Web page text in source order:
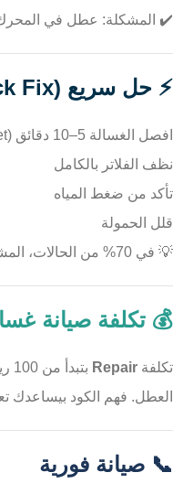
✔️ المشكلة: عطل في
⚡ حل سريع (Quick Fix)
افصل الغسالة 5–10 دقائق (Reset)
نظف الفلاتر بالكامل
تأكد من ضغط المياه
قلل الحمولة
💡 في 70% من الحالات، المشكلة بسيطة ومش محتاجة فني.
💰 تكلفة صيانة
تكلفة Repair
العطل. فهم الكود بيساعدك
📞 صيانة فورية